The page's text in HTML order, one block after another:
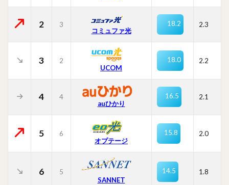
2 3
コミュファ光
18.2 2.3
3
2
UCOM
18.0 2.2
4
4
auひかり
16.5 2.1
5
6
オプテージ
15.8 2.0
6
5
SANNET
14.5 1.8